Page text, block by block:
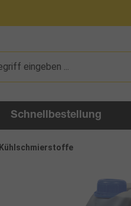
Schnellbestellung
Kühlschmierstoffe